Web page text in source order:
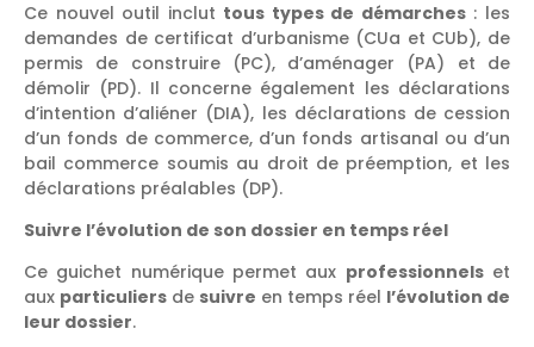
Ce nouvel outil inclut tous types de démarches: les
demandes de certificat d’urbanisme (CUa et CUb), de
permis de construire (PC), d’aménager (PA) et de
démolir (PD). Il concerne également les déclarations
d’intention d’aliéner (DIA), les déclarations de cession
d’un fonds de commerce, d’un fonds artisanal ou d’un
bail commerce soumis au droit de préemption, et les
déclarations préalables (DP).
Suivre l’évolution de son dossier en temps réel
Ce guichet numérique permet aux professionnelset
aux particuliers de suivre en temps réel l’évolution de
leur dossier.